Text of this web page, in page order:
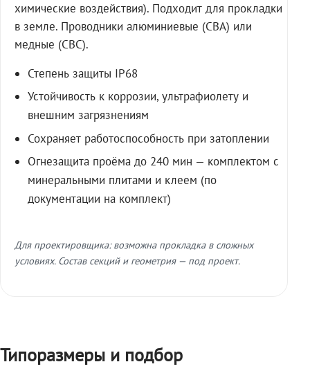
химические воздействия). Подходит для прокладки
в земле. Проводники алюминиевые (СВА) или
медные (СВС).
Степень защиты IP68
Устойчивость к коррозии, ультрафиолету и
внешним загрязнениям
Сохраняет работоспособность при затоплении
Огнезащита проёма до 240 мин — комплектом с
минеральными плитами и клеем (по
документации на комплект)
Для проектировщика: возможна прокладка в сложных
условиях. Состав секций и геометрия — под проект.
Типоразмеры и подбор